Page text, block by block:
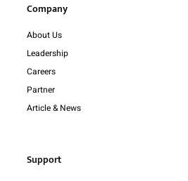
Company
About Us
Leadership
Careers
Partner
Article & News
Support